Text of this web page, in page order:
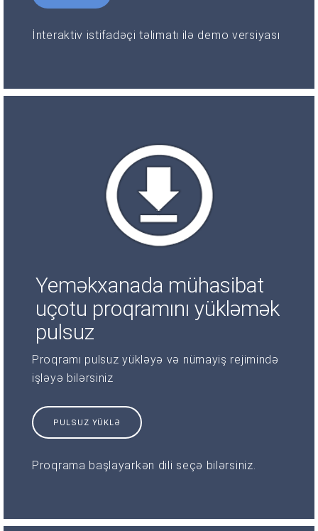
İnteraktiv istifadəçi təlimatı ilə demo versiyası
Yeməkxanada mühasibat
uçotu proqramını yükləmək
pulsuz
Proqramı pulsuz yükləyə və nümayiş rejimində
işləyə bilərsiniz
PULSUZ YÜKLƏ
Proqrama başlayarkən dili seçə bilərsiniz.